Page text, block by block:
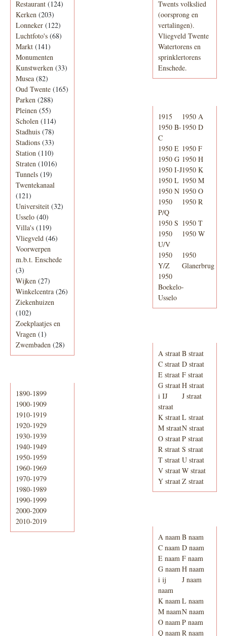
Restaurant (124)
Kerken (203)
Lonneker (122)
Luchtfoto's (68)
Markt (141)
Monumenten
Kunstwerken (33)
Musea (82)
Oud Twente (165)
Parken (288)
Pleinen (55)
Scholen (114)
Stadhuis (78)
Stadions (33)
Station (110)
Straten (1016)
Tunnels (19)
Twentekanaal
(121)
Universiteit (32)
Usselo (40)
Villa's (119)
Vliegveld (46)
Voorwerpen
m.b.t. Enschede
(3)
Wijken (27)
Winkelcentra (26)
Ziekenhuizen
(102)
Zoekplaatjes en
Vragen (1)
Zwembaden (28)
1890-1899
1900-1909
1910-1919
1920-1929
1930-1939
1940-1949
1950-1959
1960-1969
1970-1979
1980-1989
1990-1999
2000-2009
2010-2019
Twents volkslied
(oorsprong en
vertalingen).
Vliegveld Twente
Watertorens en
sprinklertorens
Enschede.
1915
1950 A
1950 B-
C
1950 D
1950 E 1950 F
1950 G 1950 H
1950 I-J1950 K
1950 L 1950 M
1950 N 1950 O
1950
P/Q
1950 R
1950 S 1950 T
1950
U/V
1950 W
1950
Y/Z
1950
Glanerbrug
1950
Boekelo-
Usselo
A straatB straat
C straat D straat
E straat F straat
G straatH straat
i IJ
straat
J straat
K straatL straat
M straatN straat
O straatP straat
R straat S straat
T straat U straat
V straatW straat
Y straatZ straat
A naamB naam
C naam D naam
E naam F naam
G naamH naam
i ij
naam
J naam
K naamL naam
M naamN naam
O naamP naam
Q naamR naam